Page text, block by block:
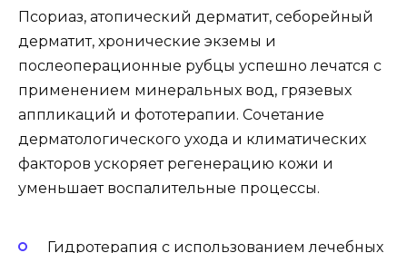
Псориаз, атопический дерматит, себорейный
дерматит, хронические экземы и
послеоперационные рубцы успешно лечатся с
применением минеральных вод, грязевых
аппликаций и фототерапии. Сочетание
дерматологического ухода и климатических
факторов ускоряет регенерацию кожи и
уменьшает воспалительные процессы.
Гидротерапия с использованием лечебных